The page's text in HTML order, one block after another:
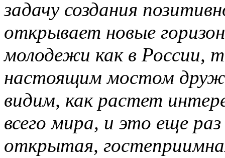
задачу создания
открывает новые
молодежи как в России,
настоящим мостом
видим, как растет
всего мира, и это еще
открытая,